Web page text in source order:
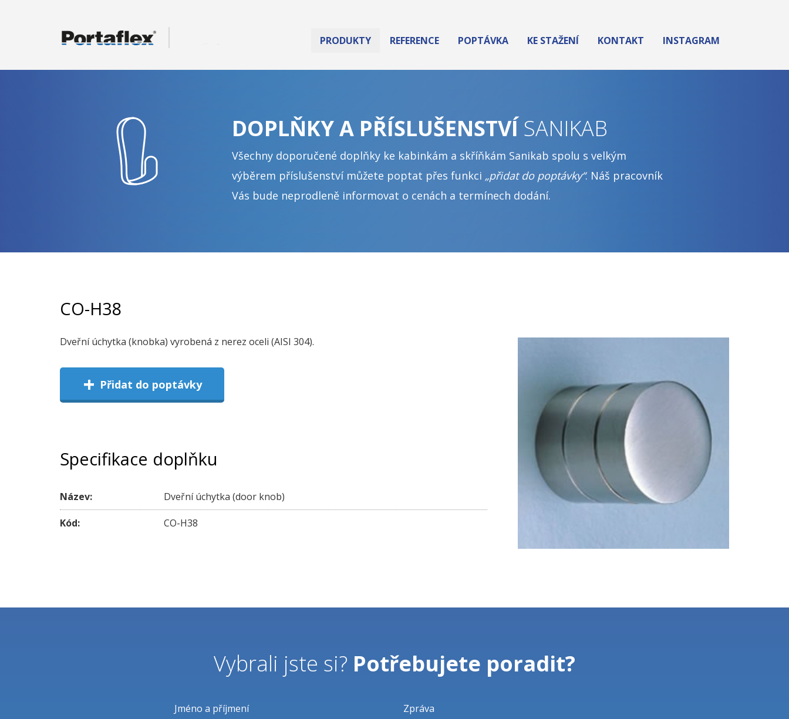
Sanikab.cz
PRODUKTY
PŘEPÁŽKY
DOPLŇKY
REFERENCE POPTÁVKA KE STAŽENÍ KONTAKT INSTAGRAM
DOPLŇKY A PŘÍSLUŠENSTVÍ SANIKAB
Všechny doporučené doplňky ke kabinkám a skříňkám Sanikab spolu s velkým
výběrem příslušenství můžete poptat přes funkci „přidat do poptávky“. Náš pracovník
Vás bude neprodleně informovat o cenách a termínech dodání.
CO-H38
Dveřní úchytka (knobka) vyrobená z nerez oceli (AISI 304).
+ Přidat do poptávky
Specifikace doplňku
Název: Dveřní úchytka (door knob)
Kód: CO-H38
Vybrali jste si? Potřebujete poradit?
Jméno a příjmení Zpráva